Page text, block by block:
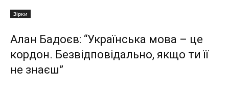
Зірки
Алан Бадоєв: “Українська мова – це
кордон. Безвідповідально, якщо ти її
не знаєш”